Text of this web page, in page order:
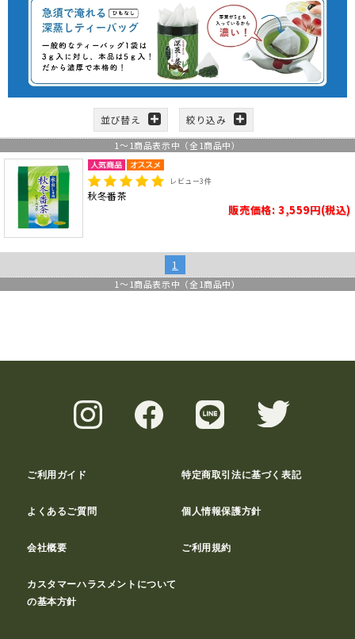
並び替え 絞り込み
1 ～ 1商品表示中（全 1商品中）
レビュー3件
秋冬番茶
販売価格: 3,559円(税込)
1
1 ～ 1商品表示中（全 1商品中）
ご利用ガイド 特定商取引法に基づく表記
よくあるご質問 個人情報保護方針
会社概要 ご利用規約
カスタマーハラスメントについて
の基本方針